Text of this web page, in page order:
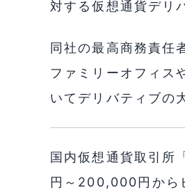
対する仮想通貨デリ
同社の最高商務責任
ファミリーオフィス
いてデリバティブの
国内仮想通貨取引所
円～200,000円から